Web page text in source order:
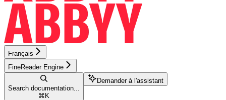
Français
FineReader Engine
Search documentation...
⌘ K
Demander à l'assistant